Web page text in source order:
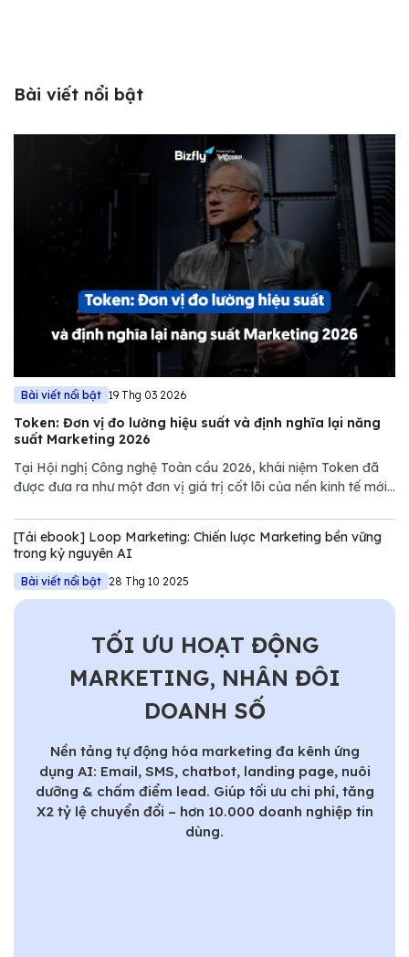
Bài viết nổi bật
Bài viết nổi bật 19 Thg 03 2026
Token: Đơn vị đo lường hiệu suất và định nghĩa lại năng
suất Marketing 2026
Tại Hội nghị Công nghệ Toàn cầu 2026, khái niệm Token đã
được đưa ra như một đơn vị giá trị cốt lõi của nền kinh tế mới.
chúng ta sẽ bỏ lỡ một bước ngoặt quan trọng trong quản trị
Marketing.
[Tải ebook] Loop Marketing: Chiến lược Marketing bền vững
trong kỷ nguyên AI
Bài viết nổi bật 28 Thg 10 2025
TỐI ƯU HOẠT ĐỘNG
MARKETING, NHÂN ĐÔI
DOANH SỐ
Nền tảng tự động hóa marketing đa kênh ứng
dụng AI: Email, SMS, chatbot, landing page, nuôi
dưỡng & chấm điểm lead. Giúp tối ưu chi phí, tăng
X2 tỷ lệ chuyển đổi – hơn 10.000 doanh nghiệp tin
dùng.